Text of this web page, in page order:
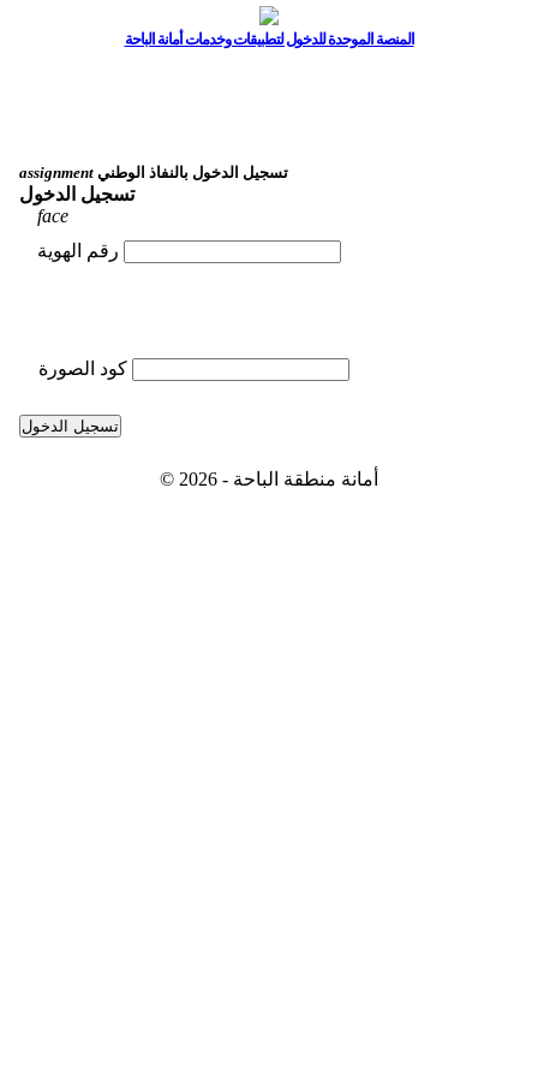
المنصة الموحدة للدخول لتطبيقات وخدمات أمانة الباحة
assignment تسجيل الدخول بالنفاذ الوطني
تسجيل الدخول
face
رقم الهوية
كود الصورة
تسجيل الدخول
© 2026 - أمانة منطقة الباحة